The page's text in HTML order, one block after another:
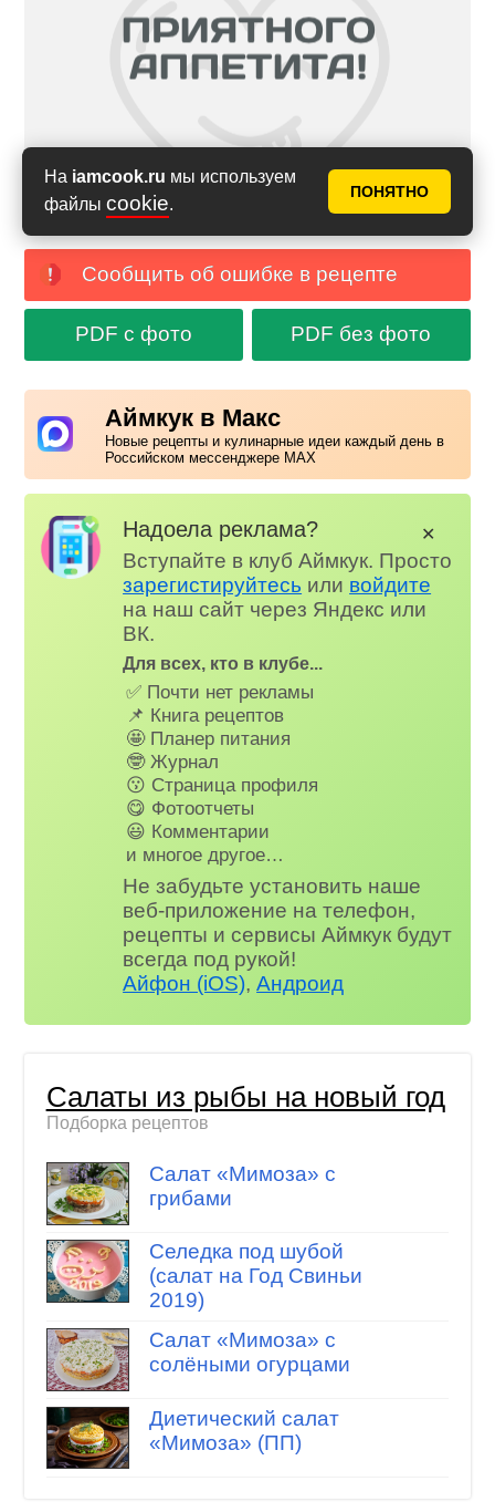
На iamcook.ru мы используем
файлы cookie.
ПОНЯТНО
Сообщить об ошибке в рецепте
PDF с фото PDF без фото
Аймкук в Макс
Новые рецепты и кулинарные идеи каждый день в
Российском мессенджере MAX
Надоела реклама?
Вступайте в клуб Аймкук. Просто
зарегистируйтесь или войдите
на наш сайт через Яндекс или
ВК.
Для всех, кто в клубе...
✅ Почти нет рекламы
📌 Книга рецептов
🤩 Планер питания
🤓 Журнал
😗 Страница профиля
😋 Фотоотчеты
😃 Комментарии
и многое другое…
Не забудьте установить наше
веб-приложение на телефон,
рецепты и сервисы Аймкук будут
всегда под рукой!
Айфон (iOS),Андроид
✕
Салаты из рыбы на новый год
Подборка рецептов
Салат «Мимоза» с
грибами
Селедка под шубой
(салат на Год Свиньи
2019)
Салат «Мимоза» с
солёными огурцами
Диетический салат
«Мимоза» (ПП)